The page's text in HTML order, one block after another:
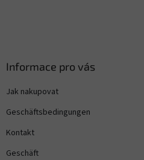
Informace pro vás
Jak nakupovat
Geschäftsbedingungen
Kontakt
Geschäft